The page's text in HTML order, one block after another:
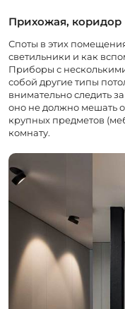
Прихожая, коридор
Споты в этих
светильники и как
Приборы с
собой другие типы
внимательно следить
оно не должно мешать
крупных предметов
комнату.